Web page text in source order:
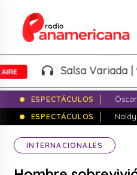
Salsa Variada |
ESPECTÁCULOS
ESPECTÁCULOS
INTERNACIONALES